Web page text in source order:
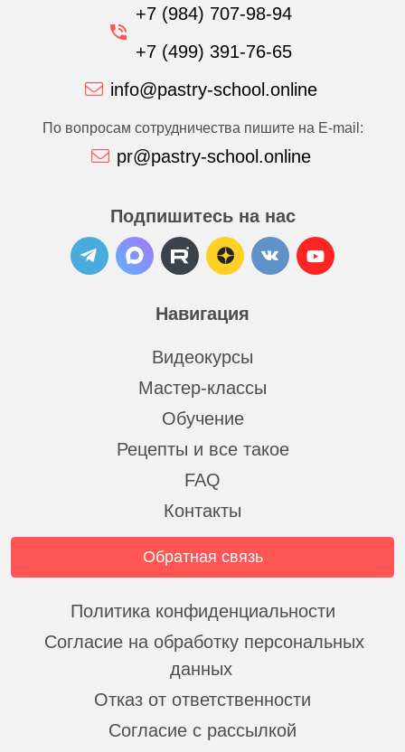
Навигация
Видеокурсы
Мастер-классы
Обучение
Рецепты и все такое
FAQ
Контакты
+7 (984) 707-98-94
+7 (499) 391-76-65
info@pastry-school.online
По вопросам сотрудничества пишите на E-mail:
pr@pastry-school.online
Подпишитесь на нас
Обратная связь
Политика конфиденциальности
Согласие на обработку персональных
данных
Отказ от ответственности
Согласие с рассылкой